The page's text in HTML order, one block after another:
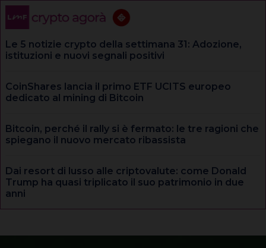
Le 5 notizie crypto della settimana 31: Adozione,
istituzioni e nuovi segnali positivi
CoinShares lancia il primo ETF UCITS europeo
dedicato al mining di Bitcoin
Bitcoin, perché il rally si è fermato: le tre ragioni che
spiegano il nuovo mercato ribassista
Dai resort di lusso alle criptovalute: come Donald
Trump ha quasi triplicato il suo patrimonio in due
anni